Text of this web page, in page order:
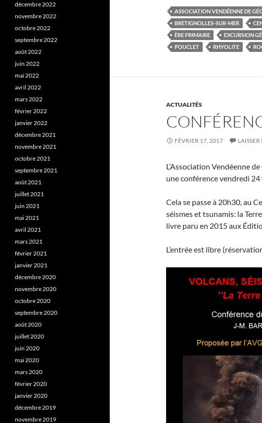
ASSOCIATION VENDÉENNE DE
BRETIGNOLLES-SUR-MER
ÈRE PRIMAIRE
EXCURSION
POUCLET
RHYOLITE
ACTUALITÉS
FÉVRIER 17, 2017
L’Association Vendéenne
une conférence vendredi
Cela se passe à 20h30, au
séismes et tsunamis: la
livre paru en 2015 aux
L’entrée est libre
décembre 2022
novembre 2022
octobre 2022
septembre 2022
août 2022
juin 2022
mai 2022
avril 2022
mars 2022
février 2022
janvier 2022
décembre 2021
novembre 2021
octobre 2021
septembre 2021
août 2021
juillet 2021
juin 2021
mai 2021
avril 2021
mars 2021
février 2021
janvier 2021
décembre 2020
novembre 2020
octobre 2020
septembre 2020
août 2020
juillet 2020
juin 2020
mai 2020
mars 2020
février 2020
janvier 2020
décembre 2019
novembre 2019